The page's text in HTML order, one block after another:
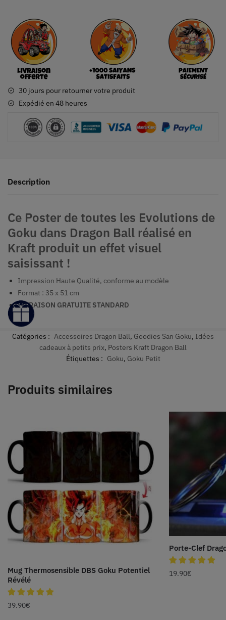
30 jours pour retourner votre produit
Expédié en 48 heures
Description
Ce Poster de toutes les Evolutions de
Goku dans Dragon Ball réalisé en
Kraft produit un effet visuel
saisissant !
Impression Haute Qualité, conforme au modèle
Format : 35 x 51 cm
LIVRAISON GRATUITE STANDARD
Catégories : Accessoires Dragon Ball, Goodies San Goku, Idées
cadeaux à petits prix, Posters Kraft Dragon Ball
Étiquettes : Goku, Goku Petit
Produits similaires
Mug Thermosensible DBS Goku Potentiel
Révélé
39.90€
Porte-Clef
19.90€